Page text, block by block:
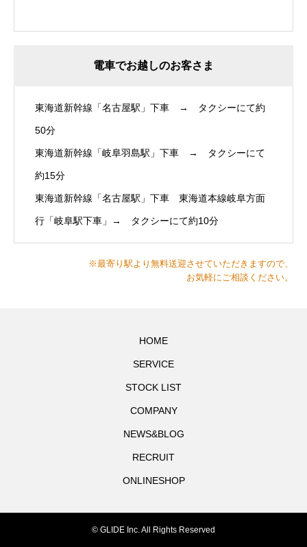
電車でお越しのお客さま
東海道新幹線「名古屋駅」下車 → タクシーにて約
50分
東海道新幹線「岐阜羽島駅」下車 → タクシーにて
約15分
東海道新幹線「名古屋駅」下車 東海道本線岐阜方面
行「岐阜駅下車」→ タクシーにて約10分
※最寄り駅より無料送迎させていただきますので、
お気軽にご相談ください。
HOME
SERVICE
STOCK LIST
COMPANY
NEWS&BLOG
RECRUIT
ONLINESHOP
© GLIDE Inc. All Rights Reserved